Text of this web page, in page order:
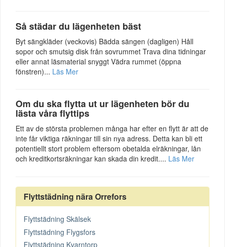
Så städar du lägenheten bäst
Byt sängkläder (veckovis) Bädda sängen (dagligen) Håll
sopor och smutsig disk från sovrummet Trava dina tidningar
eller annat läsmaterial snyggt Vädra rummet (öppna
fönstren)... Läs Mer
Om du ska flytta ut ur lägenheten bör du
lästa våra flyttips
Ett av de största problemen många har efter en flytt är att de
inte får viktiga räkningar till sin nya adress. Detta kan bli ett
potentiellt stort problem eftersom obetalda elräkningar, lån
och kreditkortsräkningar kan skada din kredit.... Läs Mer
Flyttstädning nära Orrefors
Flyttstädning Skälsek
Flyttstädning Flygsfors
Flyttstädning Kvarntorp